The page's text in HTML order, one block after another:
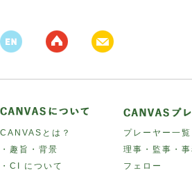
CANVASとは？
・趣旨・背景
・CI について
プレーヤー一覧
理事・監事・事
フェロー